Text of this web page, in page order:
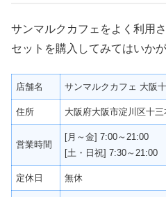
サンマルクカフェをよく利用
セットを購入してみてはいか
店舗名 サンマルクカフェ 大阪
住所 大阪府大阪市淀川区十
営業時間
[月～金] 7:00～21:00
[土・日祝] 7:30～21:00
定休日 無休